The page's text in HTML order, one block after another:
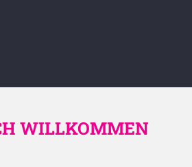
WILLKOMMEN